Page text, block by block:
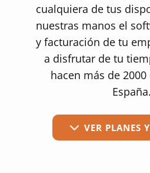
cualquiera de tus
nuestras manos el
y facturación de tu
a disfrutar de tu
hacen más de
España.
VER PLANES